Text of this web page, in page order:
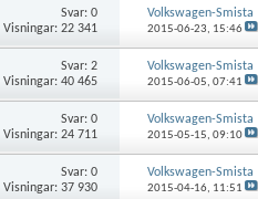
Svar:0
Visningar: 22 341
Volkswagen-Smista
2015-06-23, 15:46
Svar:2
Visningar: 40 465
Volkswagen-Smista
2015-06-05, 07:41
Svar:0
Visningar: 24 711
Volkswagen-Smista
2015-05-15, 09:10
Svar:0
Visningar: 37 930
Volkswagen-Smista
2015-04-16, 11:51